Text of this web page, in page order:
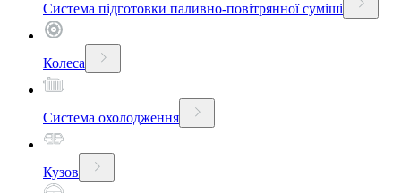
Система підготовки паливно-повітрянної суміші
Колеса
Система охолодження
Кузов